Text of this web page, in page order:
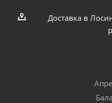
Доставка в